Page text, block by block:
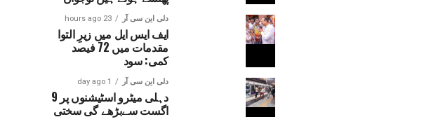
دلی این سی آر 23 hours ago
ایف ایس ایل میں زیرِ التوا
مقدمات میں 72 فیصد
کمی: سود
دلی این سی آر 1 day ago
دہلی میٹرو اسٹیشنوں پر 9
اگست سےبڑھے گی سختی